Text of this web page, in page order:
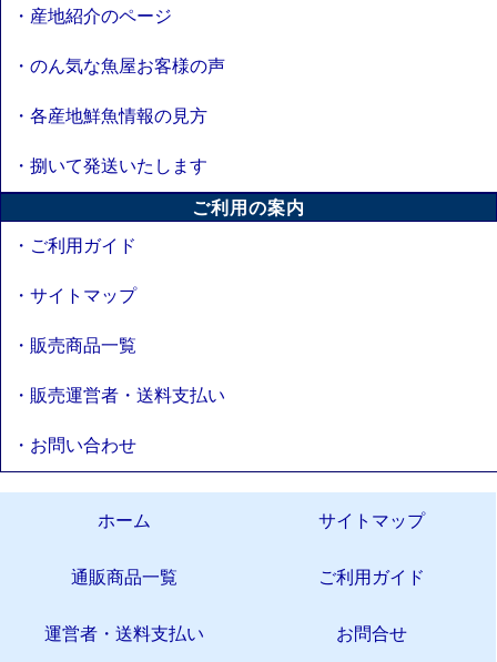
・産地紹介のページ
・のん気な魚屋お客様の声
・各産地鮮魚情報の見方
・捌いて発送いたします
ご利用の案内
・ご利用ガイド
・サイトマップ
・販売商品一覧
・販売運営者・送料支払い
・お問い合わせ
ホーム サイトマップ
通販商品一覧 ご利用ガイド
運営者・送料支払い お問合せ